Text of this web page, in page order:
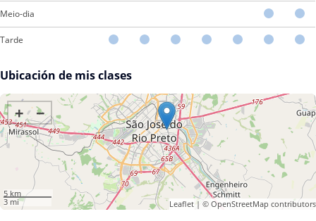
Meio-dia
Tarde
Ubicación de mis clases
+ −
5 km
3 mi
Leaflet| © OpenStreetMap contributors